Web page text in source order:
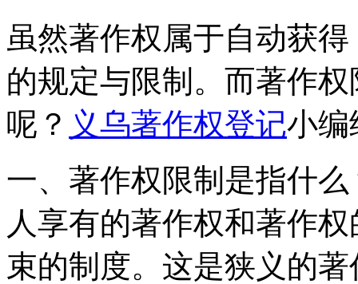
虽然著作权属于自动获
的规定与限制。而著作
呢？ 义乌著作权登记小编
一、著作权限制是指什
人享有的著作权和著作
束的制度。这是狭义的